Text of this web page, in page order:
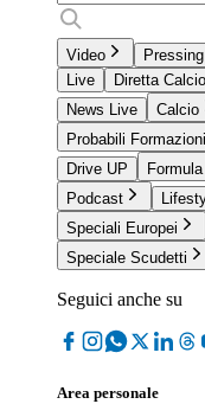
Video Pressing
Live
Diretta Calcio
News Live
Calcio
Probabili Formazioni
Drive UP
Podcast
Speciali Europei
Speciale Scudetti
Seguici anche su
Area personale